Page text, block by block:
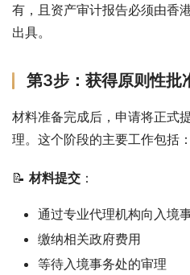
有，且资产审计报告必须由香
出具。
第3步：获得原则性批
材料准备完成后，申请将正式
理。这个阶段的主要工作包括：
📝 材料提交 ：
通过专业代理机构向入境
缴纳相关政府费用
等待入境事务处的审理